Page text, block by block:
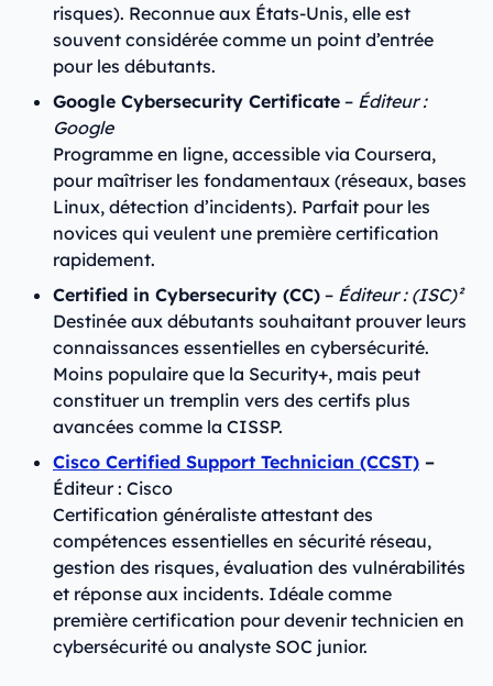
risques). Reconnue aux États-Unis, elle est
souvent considérée comme un point d’entrée
pour les débutants.
Google Cybersecurity Certificate – Éditeur :
Google
Programme en ligne, accessible via Coursera,
pour maîtriser les fondamentaux (réseaux, bases
Linux, détection d’incidents). Parfait pour les
novices qui veulent une première certification
rapidement.
Certified in Cybersecurity (CC) – Éditeur : (ISC)²
Destinée aux débutants souhaitant prouver leurs
connaissances essentielles en cybersécurité.
Moins populaire que la Security+, mais peut
constituer un tremplin vers des certifs plus
avancées comme la CISSP.
Cisco Certified Support Technician (CCST) –
Éditeur : Cisco
Certification généraliste attestant des
compétences essentielles en sécurité réseau,
gestion des risques, évaluation des vulnérabilités
et réponse aux incidents. Idéale comme
première certification pour devenir technicien en
cybersécurité ou analyste SOC junior.